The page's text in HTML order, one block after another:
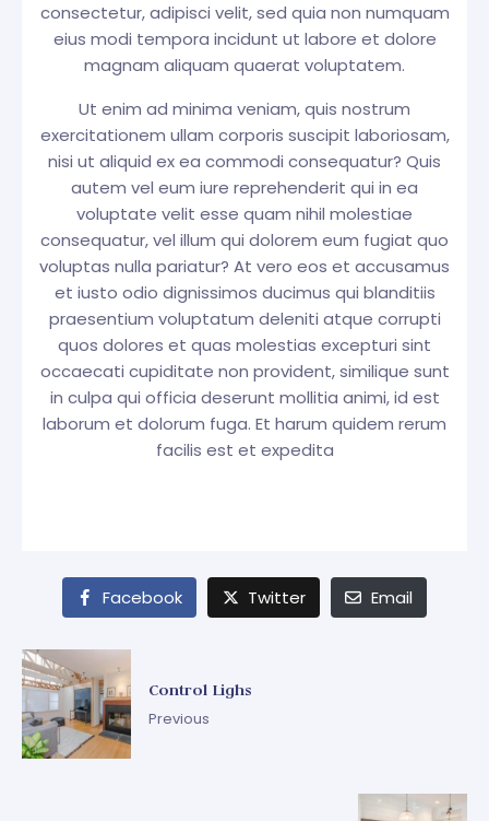
consectetur, adipisci velit, sed quia non numquam
eius modi tempora incidunt ut labore et dolore
magnam aliquam quaerat voluptatem.
Ut enim ad minima veniam, quis nostrum
exercitationem ullam corporis suscipit laboriosam,
nisi ut aliquid ex ea commodi consequatur? Quis
autem vel eum iure reprehenderit qui in ea
voluptate velit esse quam nihil molestiae
consequatur, vel illum qui dolorem eum fugiat quo
voluptas nulla pariatur? At vero eos et accusamus
et iusto odio dignissimos ducimus qui blanditiis
praesentium voluptatum deleniti atque corrupti
quos dolores et quas molestias excepturi sint
occaecati cupiditate non provident, similique sunt
in culpa qui officia deserunt mollitia animi, id est
laborum et dolorum fuga. Et harum quidem rerum
facilis est et expedita
Facebook Twitter Email
Control Lighs
Previous